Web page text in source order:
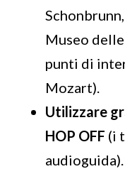
Museo
punti di
Mozart).
Utilizzare
HOP OFF (i
audioguida).